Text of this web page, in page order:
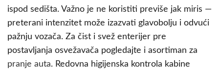
ispod sedišta. Važno je ne koristiti previše jak miris —
preterani intenzitet može izazvati glavobolju i odvući
pažnju vozača. Za čist i svež enterijer pre
postavljanja osvežavača pogledajte i asortiman za
pranje auta. Redovna higijenska kontrola kabine